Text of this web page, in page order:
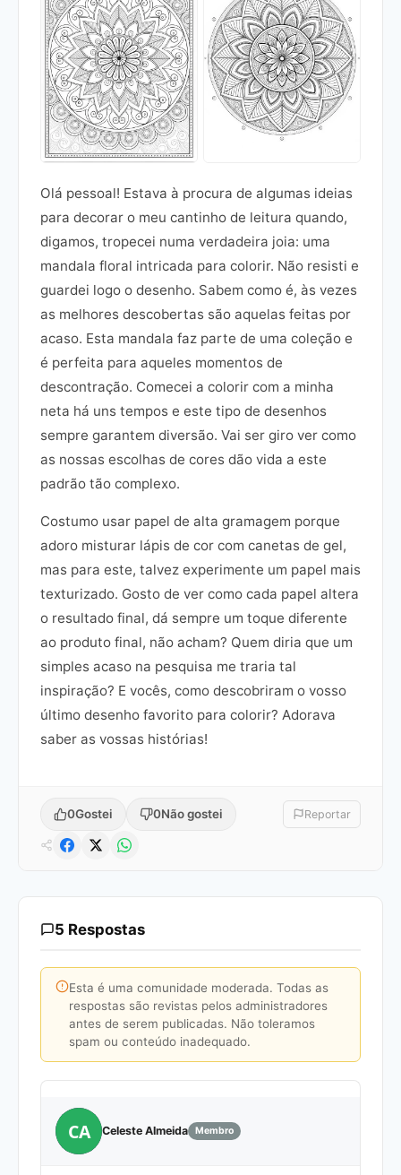
Olá pessoal! Estava à procura de algumas ideias
para decorar o meu cantinho de leitura quando,
digamos, tropecei numa verdadeira joia: uma
mandala floral intricada para colorir. Não resisti e
guardei logo o desenho. Sabem como é, às vezes
as melhores descobertas são aquelas feitas por
acaso. Esta mandala faz parte de uma coleção e
é perfeita para aqueles momentos de
descontração. Comecei a colorir com a minha
neta há uns tempos e este tipo de desenhos
sempre garantem diversão. Vai ser giro ver como
as nossas escolhas de cores dão vida a este
padrão tão complexo.
Costumo usar papel de alta gramagem porque
adoro misturar lápis de cor com canetas de gel,
mas para este, talvez experimente um papel mais
texturizado. Gosto de ver como cada papel altera
o resultado final, dá sempre um toque diferente
ao produto final, não acham? Quem diria que um
simples acaso na pesquisa me traria tal
inspiração? E vocês, como descobriram o vosso
último desenho favorito para colorir? Adorava
saber as vossas histórias!
0Gostei 0Não gostei Reportar
5 Respostas
Esta é uma comunidade moderada. Todas as
respostas são revistas pelos administradores
antes de serem publicadas. Não toleramos
spam ou conteúdo inadequado.
CA Celeste Almeida Membro